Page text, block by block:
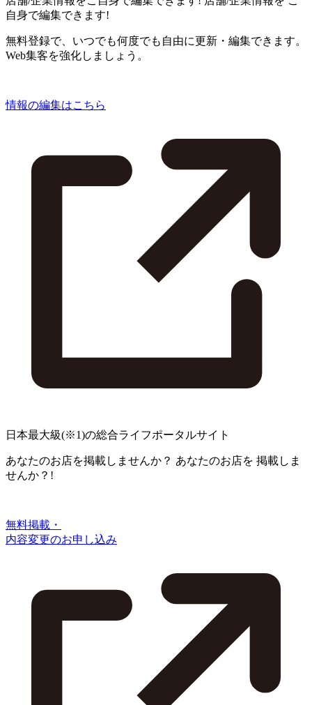
自身で編集できます!
無料登録で、いつでも何度でも自由に更新・編集できます。
Web集客を強化しましょう。
情報の編集はこちら
日本最大級(※1)の総合ライフポータルサイト
あなたのお店を掲載しませんか？ あなたのお店を 掲載しま
せんか？!
無料掲載・
内容変更のお申し込み